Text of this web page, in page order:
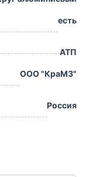
есть
АТП
ООО "КраМЗ"
Россия